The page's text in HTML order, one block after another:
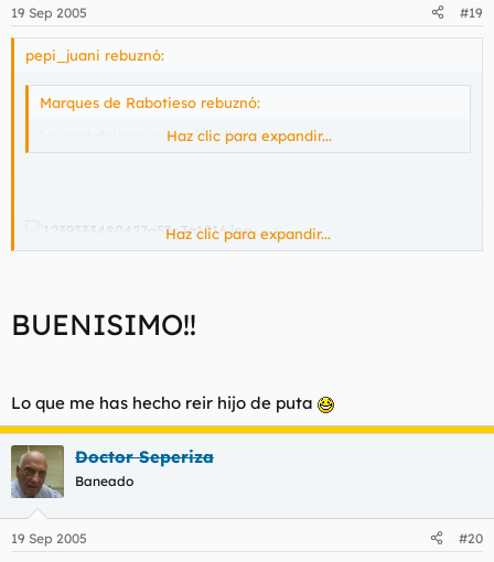
19 Sep 2005 #19
pepi_juani rebuznó:
Marques de Rabotieso rebuznó:
La nostalgia es para gilipollas.Haz clic para expandir...
Haz clic para expandir...
BUENISIMO!!
Lo que me has hecho reir hijo de puta
Doctor Seperiza
Baneado
19 Sep 2005 #20